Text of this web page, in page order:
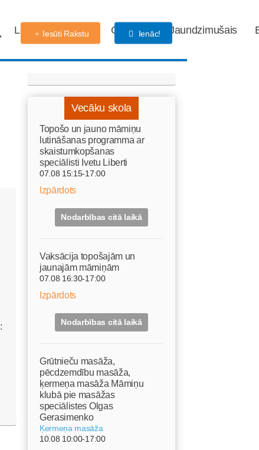
Labdarības fonds Gaidības Jaundzimušais
Iesūti Rakstu Ienāc!
Vecāku skola
Topošo un jauno māmiņu
lutināšanas programma ar
skaistumkopšanas
speciālisti Ivetu Liberti
07.08 15:15-17:00
Izpārdots
Nodarbības citā laikā
Vaksācija topošajām un
jaunajām māmiņām
07.08 16:30-17:00
Izpārdots
Nodarbības citā laikā
Grūtnieču masāža,
pēcdzemdību masāža,
ķermeņa masāža Māmiņu
klubā pie masāžas
speciālistes Olgas
Gerasimenko
Ķermeņa masāža
10.08 10:00-17:00